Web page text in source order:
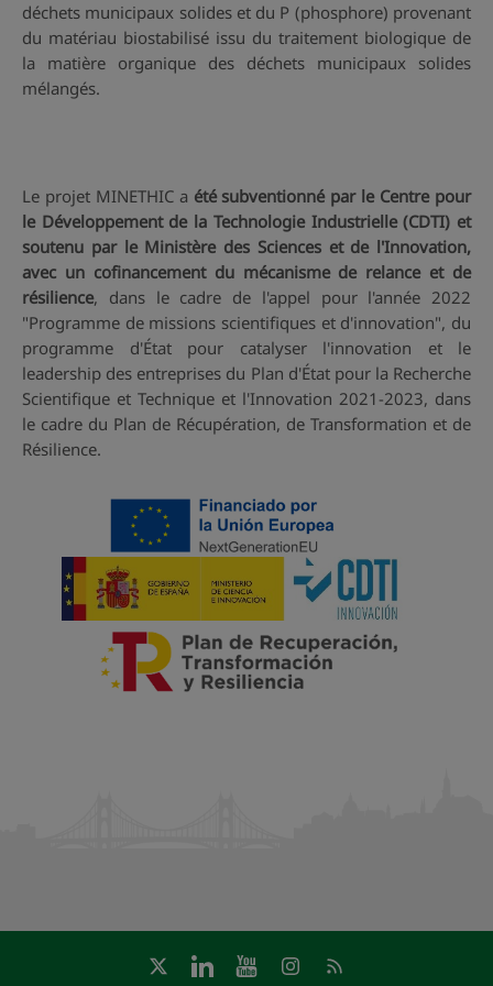
déchets municipaux solides et du P (phosphore) provenant
du matériau biostabilisé issu du traitement biologique de
la matière organique des déchets municipaux solides
mélangés.
Le projet MINETHIC a été subventionné par le Centre pour
le Développement de la Technologie Industrielle (CDTI) et
soutenu par le Ministère des Sciences et de l'Innovation,
avec un cofinancement du mécanisme de relance et de
résilience, dans le cadre de l'appel pour l'année 2022
"Programme de missions scientifiques et d'innovation", du
programme d'État pour catalyser l'innovation et le
leadership des entreprises du Plan d'État pour la Recherche
Scientifique et Technique et l'Innovation 2021-2023, dans
le cadre du Plan de Récupération, de Transformation et de
Résilience.